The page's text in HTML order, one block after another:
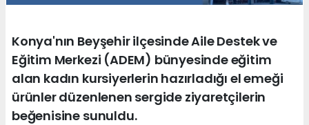
Konya'nın Beyşehir ilçesinde Aile Destek ve
Eğitim Merkezi (ADEM) bünyesinde eğitim
alan kadın kursiyerlerin hazırladığı el emeği
ürünler düzenlenen sergide ziyaretçilerin
beğenisine sunuldu.